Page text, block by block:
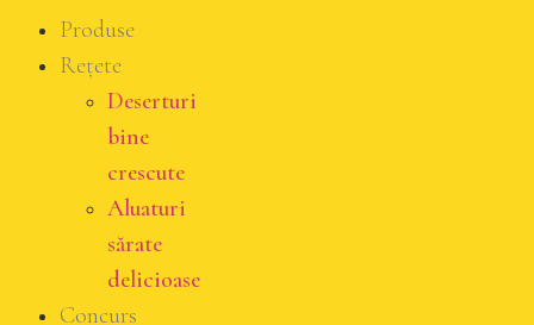
Produse
Rețete
Deserturi
bine
crescute
Aluaturi
sărate
delicioase
Concurs